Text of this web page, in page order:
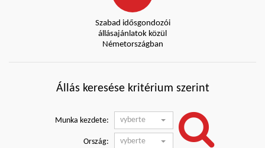
Szabad idősgondozói
állásajánlatok közül
Németországban
Állás keresése kritérium szerint
Munka kezdete: vyberte
Ország: vyberte